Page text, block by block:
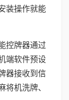
装操作就能
控牌器通过
端软件预设
器接收到信
机洗牌、